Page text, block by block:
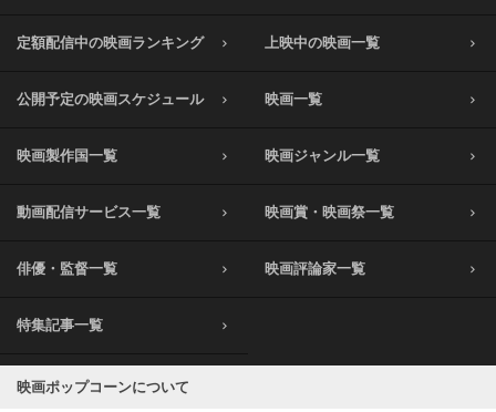
定額配信中の映画ランキング 上映中の映画一覧
公開予定の映画スケジュール 映画一覧
映画製作国一覧 映画ジャンル一覧
動画配信サービス一覧 映画賞・映画祭一覧
俳優・監督一覧 映画評論家一覧
特集記事一覧
映画ポップコーンについて